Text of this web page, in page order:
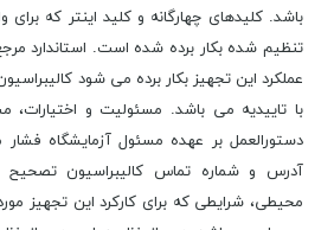
باشد. کلیدهای چهارگانه و کلید اینتر که برای
تنظیم شده بکار برده شده است. استاندارد
عملکرد این تجهیز بکار برده می شود
با تاییدیه می باشد. مسئولیت و اختیارات،
دستورالعمل بر عهده مسئول آزمایشگاه
آدرس و شماره تماس کالیبراسیون تصحیح
محیطی، شرایطی که برای کارکرد این تجهیز